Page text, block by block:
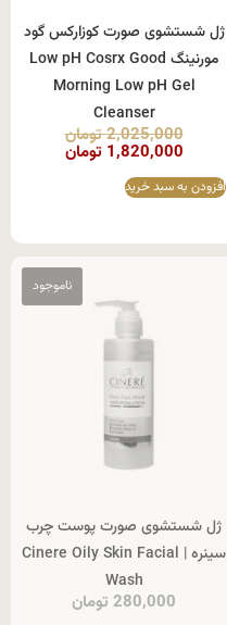
ژل شستشوی صورت کوزارکس گود
مورنینگ Low pH Cosrx Good
Morning Low pH Gel
Cleanser
2,025,000تومان
1,820,000 تومان
افزودن به سبد خرید
ژل شستشوی صورت پوست چرب
سینره | Cinere Oily Skin Facial
Wash
280,000 تومان